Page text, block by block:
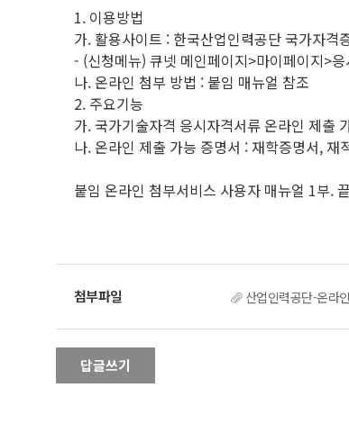
1. 이용방법
가. 활용사이트 : 한국산업인력공단 국가
- (신청메뉴) 큐넷 메인페이지>마이페이지>
나. 온라인 첨부 방법 : 붙임 매뉴얼 참조
2. 주요기능
가. 국가기술자격 응시자격서류 온라인 제출
나. 온라인 제출 가능 증명서 : 재학증명서, 재
붙임 온라인 첨부서비스 사용자 매뉴얼 1부.
산업인력공단-온라
답글쓰기